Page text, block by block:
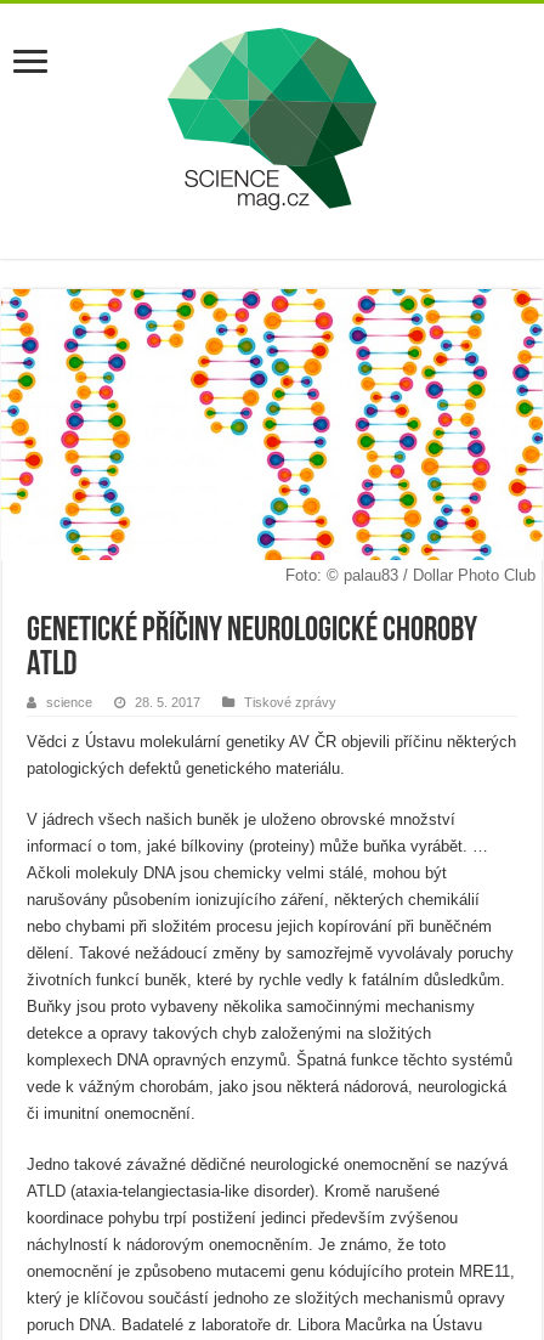
Foto: © palau83 / Dollar Photo Club
Genetické příčiny neurologické choroby
ATLD
science 28. 5. 2017 Tiskové zprávy
Vědci z Ústavu molekulární genetiky AV ČR objevili příčinu některých
patologických defektů genetického materiálu.
V jádrech všech našich buněk je uloženo obrovské množství
informací o tom, jaké bílkoviny (proteiny) může buňka vyrábět. …
Ačkoli molekuly DNA jsou chemicky velmi stálé, mohou být
narušovány působením ionizujícího záření, některých chemikálií
nebo chybami při složitém procesu jejich kopírování při buněčném
dělení. Takové nežádoucí změny by samozřejmě vyvolávaly poruchy
životních funkcí buněk, které by rychle vedly k fatálním důsledkům.
Buňky jsou proto vybaveny několika samočinnými mechanismy
detekce a opravy takových chyb založenými na složitých
komplexech DNA opravných enzymů. Špatná funkce těchto systémů
vede k vážným chorobám, jako jsou některá nádorová, neurologická
či imunitní onemocnění.
Jedno takové závažné dědičné neurologické onemocnění se nazývá
ATLD (ataxia-telangiectasia-like disorder). Kromě narušené
koordinace pohybu trpí postižení jedinci především zvýšenou
náchylností k nádorovým onemocněním. Je známo, že toto
onemocnění je způsobeno mutacemi genu kódujícího protein MRE11,
který je klíčovou součástí jednoho ze složitých mechanismů opravy
poruch DNA. Badatelé z laboratoře dr. Libora Macůrka na Ústavu